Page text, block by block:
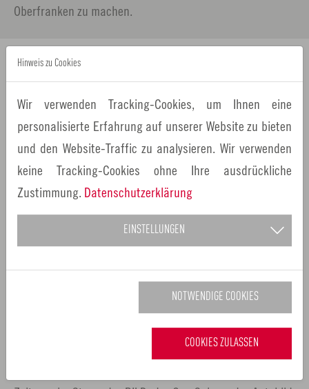
Oberfranken zu machen.
Bier, Bierbrauer, Brauereigasthöfe und fränkische
Braukultur in der Metropolregion Nürnberg
Über das Bierland Franken sind inzwischen über 2000
Presseberichte, auch in bundesweit erscheinenden
Hinweis zu Cookies
Wir verwenden Tracking-Cookies, um Ihnen eine
personalisierte Erfahrung auf unserer Website zu bieten
und den Website-Traffic zu analysieren. Wir verwenden
keine Tracking-Cookies ohne Ihre ausdrückliche
Zustimmung. Datenschutzerklärung
EINSTELLUNGEN
NOTWENDIGE COOKIES
COOKIES ZULASSEN